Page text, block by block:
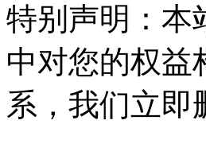
特别声明：本
中对您的权益
系，我们立即